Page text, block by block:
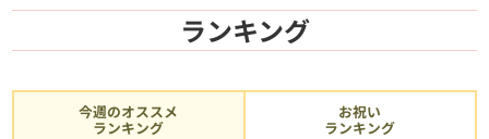
ランキング
今週のオススメ
ランキング
お祝い
ランキング